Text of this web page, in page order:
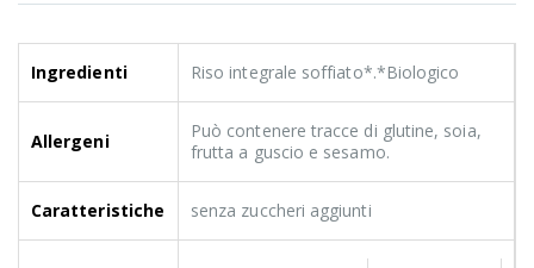
Ingredienti Riso integrale soffiato*.*Biologico
Allergeni
Può contenere tracce di glutine, soia,
frutta a guscio e sesamo.
Caratteristiche senza zuccheri aggiunti